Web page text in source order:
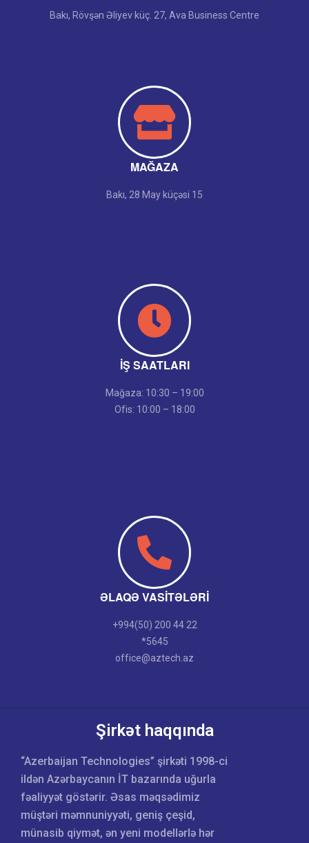
Bakı, Rövşən Əliyev küç. 27, Ava Business Centre
MAĞAZA
Bakı, 28 May küçəsi 15
İŞ SAATLARI
Mağaza: 10:30 – 19:00
Ofis: 10:00 – 18:00
ƏLAQƏ VASITƏLƏRI
+994(50) 200 44 22
*5645
office@aztech.az
Şirkət haqqında
“Azerbaijan Technologies” şirkəti 1998-ci
ildən Azərbaycanın İT bazarında uğurla
fəaliyyət göstərir. Əsas məqsədimiz
müştəri məmnuniyyəti, geniş çeşid,
münasib qiymət, ən yeni modellərlə hər